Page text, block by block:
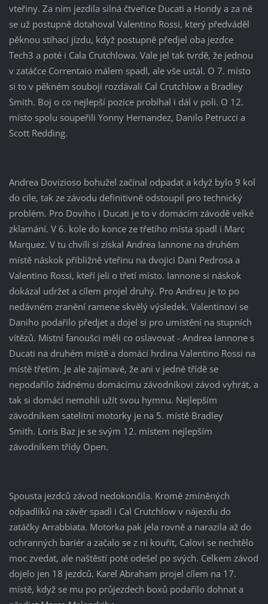
vteřiny. Za ním jezdila silná čtveřice Ducati a Hondy a za ně
se už postupně dotahoval Valentino Rossi, který předváděl
pěknou stíhací jízdu, když postupně předjel oba jezdce
Tech3 a poté i Cala Crutchlowa. Vale jel tak tvrdě, že jednou
v zatáčce Correntaio málem spadl, ale vše ustál. O 7. místo
si to v pěkném souboji rozdávali Cal Crutchlow a Bradley
Smith. Boj o co nejlepší pozice probíhal i dál v poli. O 12.
místo spolu soupeřili Yonny Hernandez, Danilo Petrucci a
Scott Redding.
Andrea Dovizioso bohužel začínal odpadat a když bylo 9 kol
do cíle, tak ze závodu definitivně odstoupil pro technický
problém. Pro Doviho i Ducati je to v domácím závodě velké
zklamání. V 6. kole do konce ze třetího místa spadl i Marc
Marquez. V tu chvíli si získal Andrea Iannone na druhém
místě náskok přibližně vteřinu na dvojici Dani Pedrosa a
Valentino Rossi, kteří jeli o třetí místo. Iannone si náskok
dokázal udržet a cílem projel druhý. Pro Andreu je to po
nedávném zranění ramene skvělý výsledek. Valentinovi se
Daniho podařilo předjet a dojel si pro umístění na stupních
vítězů. Místní fanoušci měli co oslavovat - Andrea Iannone s
Ducati na druhém místě a domácí hrdina Valentino Rossi na
místě třetím. Je ale zajímavé, že ani v jedné třídě se
nepodařilo žádnému domácímu závodníkovi závod vyhrát, a
tak si domácí nemohli užít svou hymnu. Nejlepším
závodníkem satelitní motorky je na 5. místě Bradley
Smith. Loris Baz je se svým 12. místem nejlepším
závodníkem třídy Open.
Spousta jezdců závod nedokončila. Kromě zmíněných
odpadlíků na závěr spadl i Cal Crutchlow v nájezdu do
zatáčky Arrabbiata. Motorka pak jela rovně a narazila až do
ochranných bariér a začalo se z ní kouřit, Calovi se nechtělo
moc zvedat, ale naštěstí poté odešel po svých. Celkem závod
dojelo jen 18 jezdců. Karel Abraham projel cílem na 17.
místě, když se mu po průjezdech boxů podařilo dohnat a